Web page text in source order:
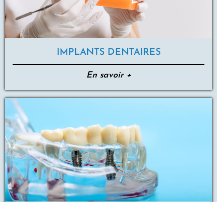
IMPLANTS DENTAIRES
En savoir +